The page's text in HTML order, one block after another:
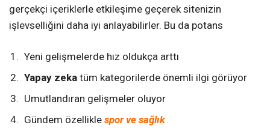
gerçekçi içeriklerle etkileşime geçerek sitenizin
işlevselliğini daha iyi anlayabilirler. Bu da potans
Yeni gelişmelerde hız oldukça arttı
Yapay zeka tüm kategorilerde önemli ilgi görüyor
Umutlandıran gelişmeler oluyor
Gündem özellikle spor ve sağlık